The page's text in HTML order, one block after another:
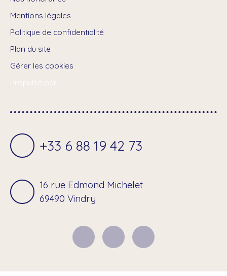
Mentions légales
Politique de confidentialité
Plan du site
Gérer les cookies
Propulsé par
+33 6 88 19 42 73
16 rue Edmond Michelet
69490 Vindry